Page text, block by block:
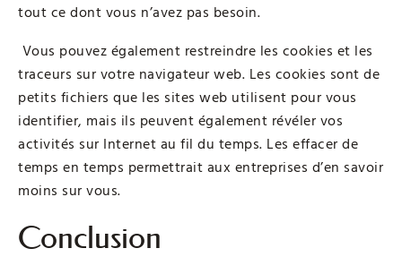
tout ce dont vous n’avez pas besoin.
Vous pouvez également restreindre les cookies et les
traceurs sur votre navigateur web. Les cookies sont de
petits fichiers que les sites web utilisent pour vous
identifier, mais ils peuvent également révéler vos
activités sur Internet au fil du temps. Les effacer de
temps en temps permettrait aux entreprises d’en savoir
moins sur vous.
Conclusion